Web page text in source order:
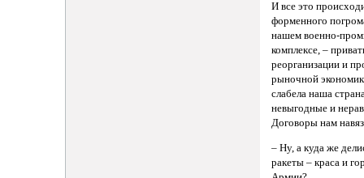
И все это
форменного
нашем военно-
комплексе, –
реорганизации и
рыночной
слабела наша
невыгодные и
Договоры нам
– Ну, а куда же
ракеты – краса и